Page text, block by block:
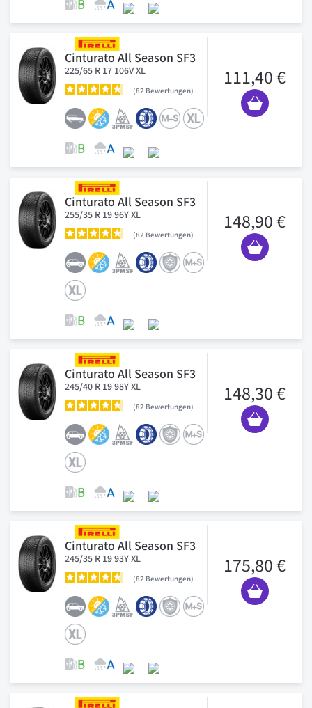
Cinturato All Season SF3
225/65 R 17 106V XL
82 Bewertungen
111,40 €
Cinturato All Season SF3
255/35 R 19 96Y XL
82 Bewertungen
148,90 €
Cinturato All Season SF3
245/40 R 19 98Y XL
82 Bewertungen
148,30 €
Cinturato All Season SF3
245/35 R 19 93Y XL
82 Bewertungen
175,80 €